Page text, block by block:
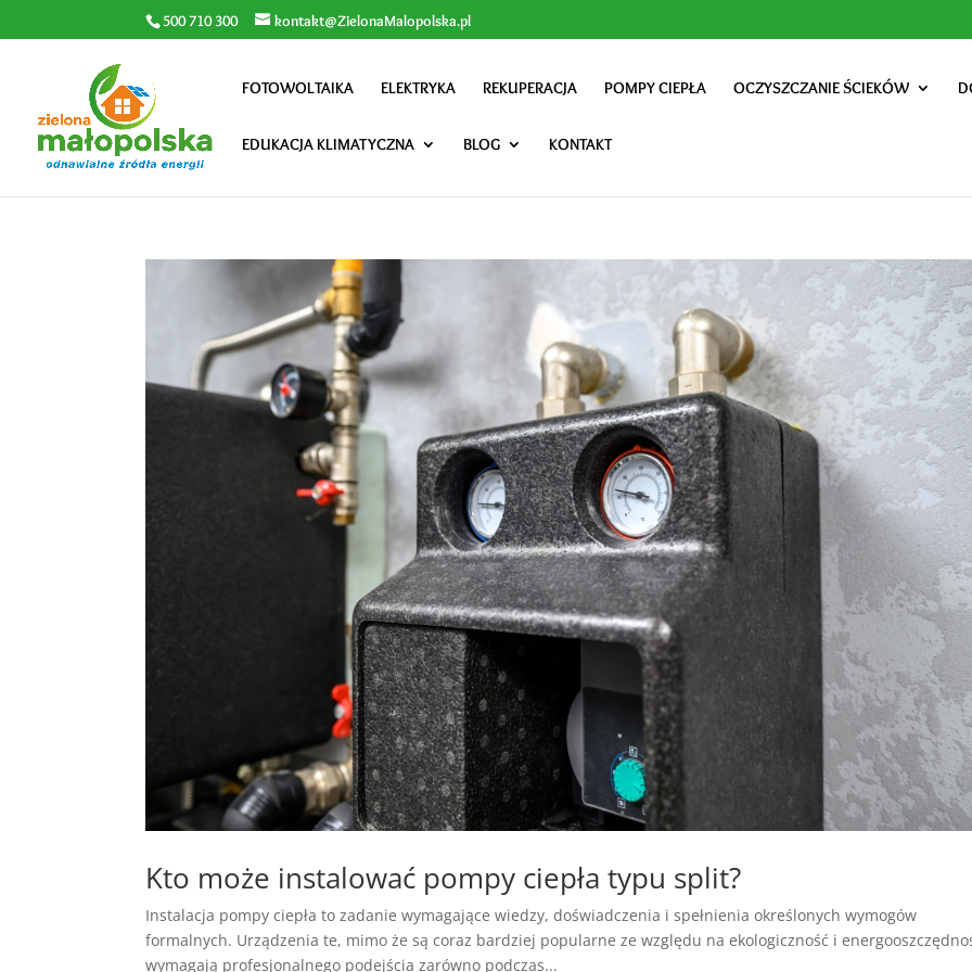
500 710 300 kontakt@ZielonaMalopolska.pl
FOTOWOLTAIKA ELEKTRYKA REKUPERACJA POMPY CIEPŁA OCZYSZCZANIE ŚCIEKÓW
EDUKACJA KLIMATYCZNA BLOG KONTAKT
Kto może instalować pompy ciepła typu split?
Instalacja pompy ciepła to zadanie wymagające wiedzy, doświadczenia i spełnienia określonych wymogów
formalnych. Urządzenia te, mimo że są coraz bardziej popularne ze względu na ekologiczność i
wymagają profesjonalnego podejścia zarówno podczas...